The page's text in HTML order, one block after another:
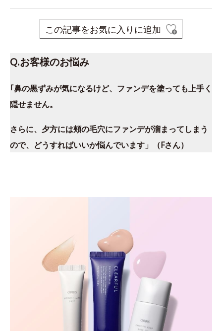
この記事をお気に入りに追加
Q.お客様のお悩み
｢鼻の黒ずみが気になるけど、ファンデを塗っても上手く
隠せません。
さらに、夕方には頰の毛穴にファンデが溜まってしまう
ので、どうすればいいか悩んでいます」（Fさん）